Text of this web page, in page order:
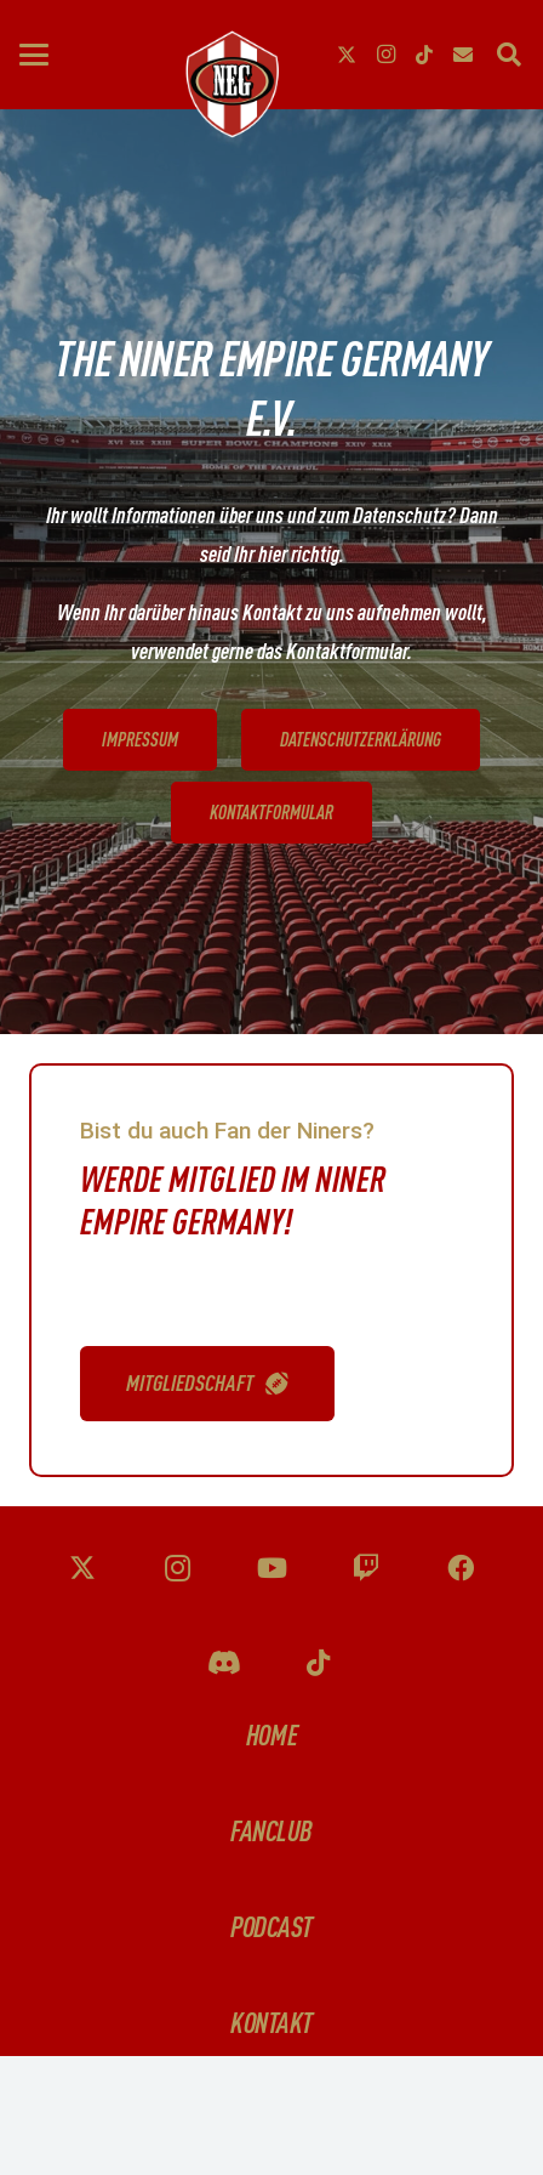
THE NINER EMPIRE GERMANY
E.V.
Ihr wollt Informationen über uns und zum Datenschutz? Dann
seid Ihr hier richtig.
Wenn Ihr darüber hinaus Kontakt zu uns aufnehmen wollt,
verwendet gerne das Kontaktformular.
IMPRESSUM DATENSCHUTZERKLÄRUNG
KONTAKTFORMULAR
Bist du auch Fan der Niners?
WERDE MITGLIED IM NINER
EMPIRE GERMANY!
MITGLIEDSCHAFT
HOME
FANCLUB
PODCAST
KONTAKT